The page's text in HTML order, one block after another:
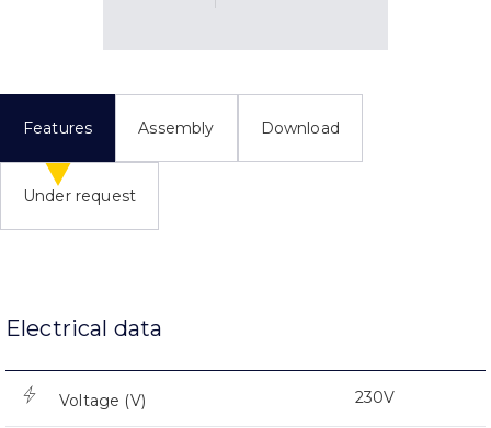
Features Assembly Download
Under request
Electrical data
Voltage (V) 230V